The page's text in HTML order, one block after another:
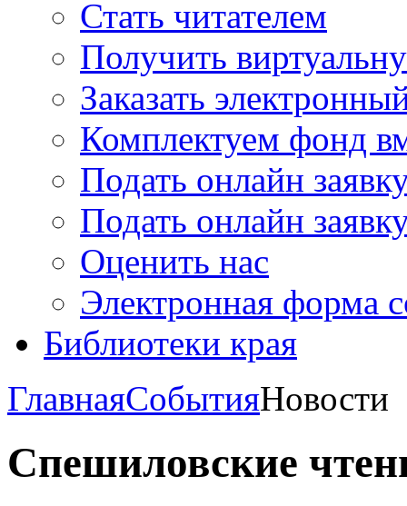
Стать читателем
Получить
Заказать
Комплектуем фонд
Подать онлайн
Подать онлайн
Оценить нас
Электронная форма
Библиотеки края
ГлавнаяСобытияНовости
Спешиловские